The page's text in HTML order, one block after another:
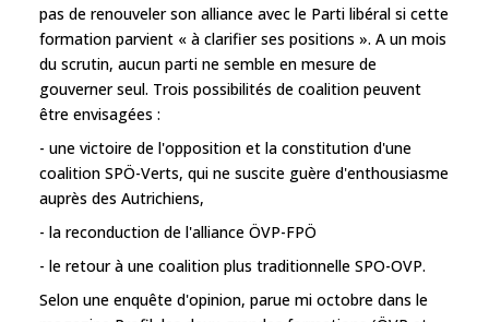
pas de renouveler son alliance avec le Parti libéral si cette
formation parvient « à clarifier ses positions ». A un mois
du scrutin, aucun parti ne semble en mesure de
gouverner seul. Trois possibilités de coalition peuvent
être envisagées :
- une victoire de l'opposition et la constitution d'une
coalition SPÖ-Verts, qui ne suscite guère d'enthousiasme
auprès des Autrichiens,
- la reconduction de l'alliance ÖVP-FPÖ
- le retour à une coalition plus traditionnelle SPO-OVP.
Selon une enquête d'opinion, parue mi octobre dans le